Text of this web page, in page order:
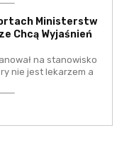
Ministerstw
Chcą Wyjaśnień
na stanowisko
nie jest lekarzem a